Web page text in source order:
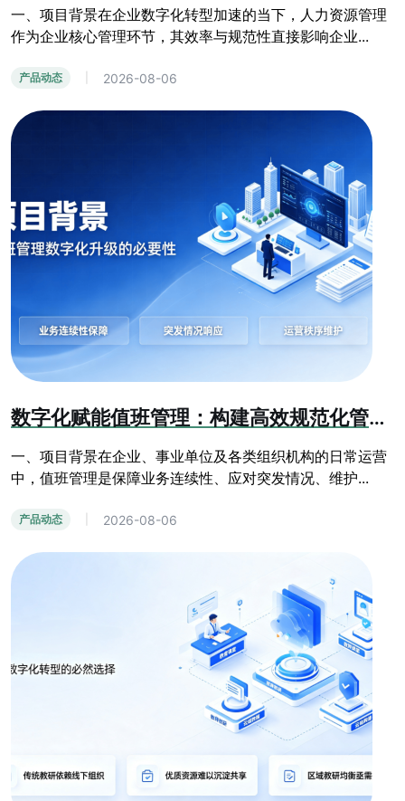
一、项目背景在企业数字化转型加速的当下，人力资源管理
作为企业核心管理环节，其效率与规范性直接影响企业...
产品动态 2026-08-06
数字化赋能值班管理：构建高效规范化管控体系
一、项目背景在企业、事业单位及各类组织机构的日常运营
中，值班管理是保障业务连续性、应对突发情况、维护...
产品动态 2026-08-06